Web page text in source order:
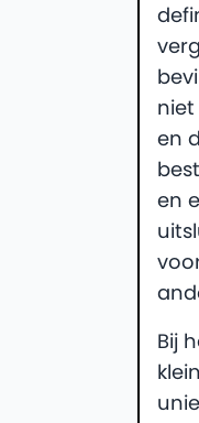
niet
en
en
Bij